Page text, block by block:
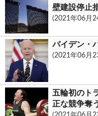
壁建設停止
(2021年06月
バイデン・
(2021年06月
五輪初のト
正な競争奪